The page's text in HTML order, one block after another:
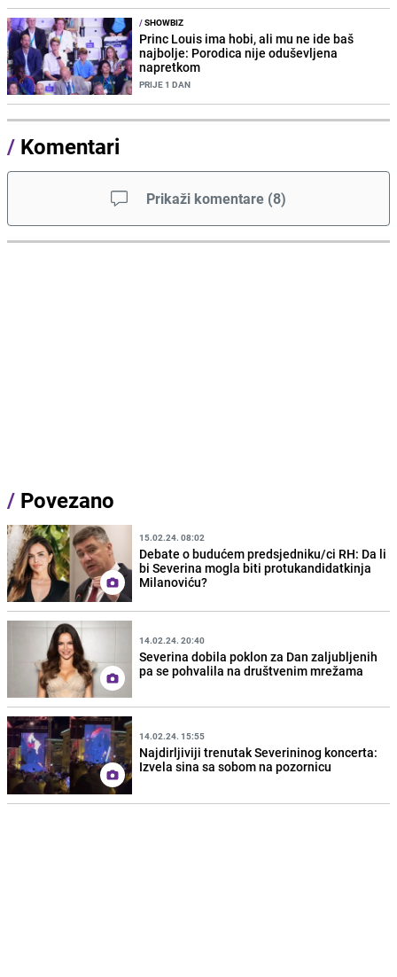
/SHOWBIZ
Princ Louis ima hobi, ali mu ne ide baš
najbolje: Porodica nije oduševljena
napretkom
PRIJE 1 DAN
/ Komentari
Prikaži komentare (8)
/ Povezano
15.02.24. 08:02
Debate o budućem predsjedniku/ci RH: Da li
bi Severina mogla biti protukandidatkinja
Milanoviću?
14.02.24. 20:40
Severina dobila poklon za Dan zaljubljenih
pa se pohvalila na društvenim mrežama
14.02.24. 15:55
Najdirljiviji trenutak Severininog koncerta:
Izvela sina sa sobom na pozornicu